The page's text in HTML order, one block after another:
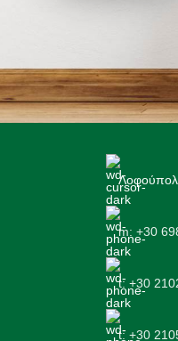
m: +30
t: +30
t: +30